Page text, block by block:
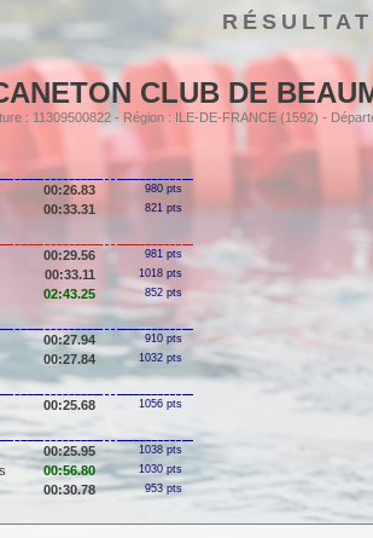
CLUB DE
: 11309500822 - Région : ILE-DE-FRANCE (1592) -
00:26.83 980 pts
00:33.31 821 pts
00:29.56 981 pts
00:33.11 1018 pts
02:43.25 852 pts
00:27.94 910 pts
00:27.84 1032 pts
00:25.68 1056 pts
00:25.95 1038 pts
00:56.80 1030 pts
00:30.78 953 pts